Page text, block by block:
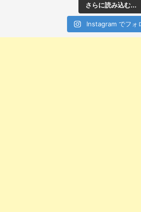
さらに読み込む...
Instagram でフォ